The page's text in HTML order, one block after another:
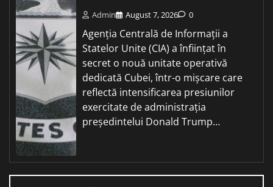
Admin August 7, 2026 0
Agenția Centrală de Informații a
Statelor Unite (CIA) a înființat în
secret o nouă unitate operativă
dedicată Cubei, într-o mișcare care
reflectă intensificarea presiunilor
exercitate de administrația
președintelui Donald Trump…